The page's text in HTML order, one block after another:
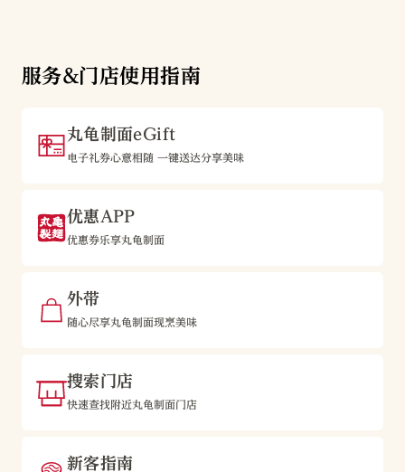
服务&门店使用指南
丸龟制面eGift
电子礼券心意相随 一键送达分享美味
优惠APP
优惠券乐享丸龟制面
外带
随心尽享丸龟制面现烹美味
搜索门店
快速查找附近丸龟制面门店
新客指南